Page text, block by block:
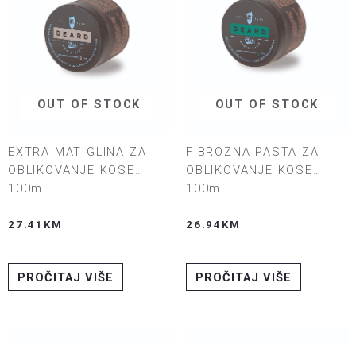
OUT OF STOCK
EXTRA MAT GLINA ZA
OBLIKOVANJE KOSE
100ml
27.41 KM
PROČITAJ VIŠE
OUT OF STOCK
FIBROZNA PASTA ZA
OBLIKOVANJE KOSE
100ml
26.94 KM
PROČITAJ VIŠE